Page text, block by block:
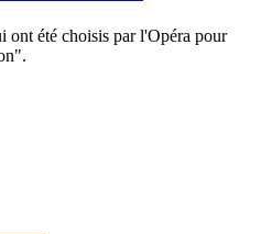
ont été choisis par l'Opéra pour